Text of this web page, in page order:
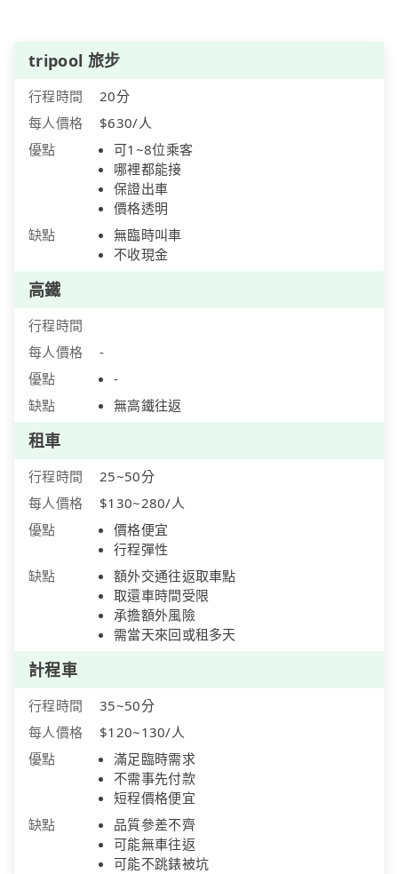
tripool 旅步
行程時間
20分
每人價格
$630/人
優點
可1~8位乘客
哪裡都能接
保證出車
價格透明
缺點
無臨時叫車
不收現金
高鐵
行程時間
每人價格
-
優點
-
缺點
無高鐵往返
租車
行程時間
25~50分
每人價格
$130~280/人
優點
價格便宜
行程彈性
缺點
額外交通往返取車點
取還車時間受限
承擔額外風險
需當天來回或租多天
計程車
行程時間
35~50分
每人價格
$120~130/人
優點
滿足臨時需求
不需事先付款
短程價格便宜
缺點
品質參差不齊
可能無車往返
可能不跳錶被坑